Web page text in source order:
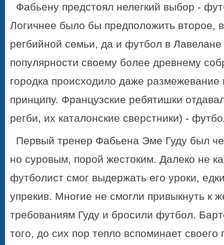
Фабьену предстоял нелегкий выбор -
Логичнее было бы предположить второе,
регбийной семьи, да и футбол в Лавелане
популярности своему более древнему
городка происходило даже размежевание
принципу. Французские ребятишки
регби, их каталонские сверстники) -
Первый тренер Фабьена Эме Гуду был
но суровым, порой жестоким. Далеко не
футболист смог выдержать его уроки,
упрекив. Многие не смогли привыкнуть к
требованиям Гуду и бросили футбол.
того, до сих пор тепло вспоминает своего